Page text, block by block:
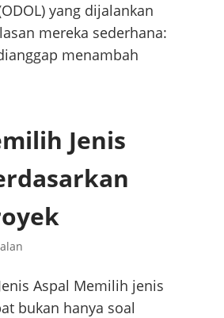
yang dijalankan
mereka sederhana:
menambah
Jenis
Aspal Memilih jenis
bukan hanya soal